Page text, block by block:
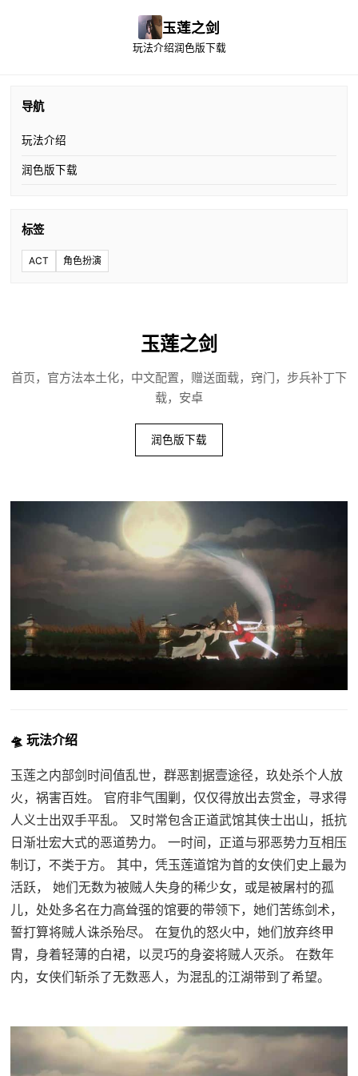
玉莲之剑
玩法介绍润色版下载
导航
玩法介绍
润色版下载
标签
ACT 角色扮演
玉莲之剑
首页，官方法本土化，中文配置，赠送面载，窍门，步兵补丁下
载，安卓
润色版下载
🛸 玩法介绍
玉莲之内部剑时间值乱世，群恶割据壹途径，玖处杀个人放
火，祸害百姓。 官府非气围剿，仅仅得放出去赏金，寻求得
人义士出双手平乱。 又时常包含正道武馆其侠士出山，抵抗
日渐壮宏大式的恶道势力。 一时间，正道与邪恶势力互相压
制订，不类于方。 其中，凭玉莲道馆为首的女侠们史上最为
活跃， 她们无数为被贼人失身的稀少女，或是被屠村的孤
儿，处处多名在力高耸强的馆要的带领下，她们苦练剑术，
誓打算将贼人诛杀殆尽。 在复仇的怒火中，她们放弃终甲
胄，身着轻薄的白裙，以灵巧的身姿将贼人灭杀。 在数年
内，女侠们斩杀了无数恶人，为混乱的江湖带到了希望。